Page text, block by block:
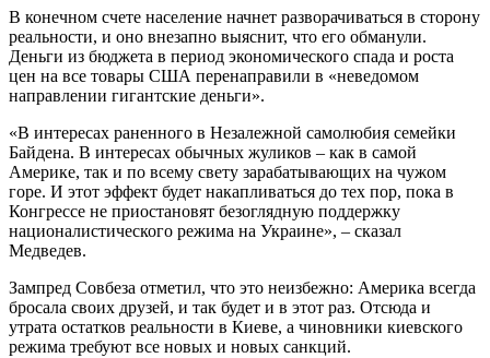
В конечном счете население начнет разворачиваться в сторону
реальности, и оно внезапно выяснит, что его обманули.
Деньги из бюджета в период экономического спада и роста
цен на все товары США перенаправили в «неведомом
направлении гигантские деньги».
«В интересах раненного в Незалежной самолюбия семейки
Байдена. В интересах обычных жуликов – как в самой
Америке, так и по всему свету зарабатывающих на чужом
горе. И этот эффект будет накапливаться до тех пор, пока в
Конгрессе не приостановят безоглядную поддержку
националистического режима на Украине», – сказал
Медведев.
Зампред Совбеза отметил, что это неизбежно: Америка всегда
бросала своих друзей, и так будет и в этот раз. Отсюда и
утрата остатков реальности в Киеве, а чиновники киевского
режима требуют все новых и новых санкций.